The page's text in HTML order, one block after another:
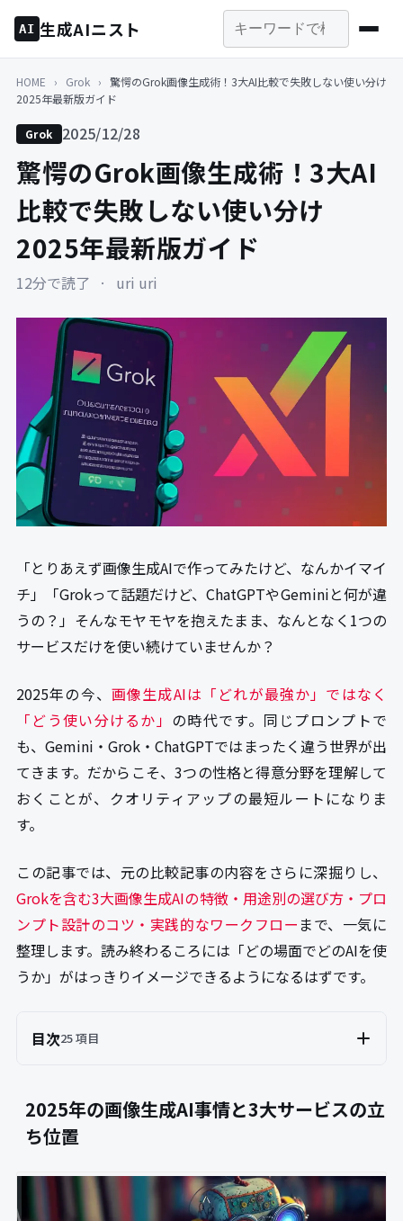
AI 生成AIニスト
HOME › Grok › 驚愕のGrok画像生成術！3大AI比較で失敗しない使い分け
2025年最新版ガイド
Grok 2025/12/28
驚愕のGrok画像生成術！3大AI
比較で失敗しない使い分け
2025年最新版ガイド
12分で読了 · uri uri
「とりあえず画像生成AIで作ってみたけど、なんかイマイ
チ」「Grokって話題だけど、ChatGPTやGeminiと何が違
うの？」――そんなモヤモヤを抱えたまま、なんとなく1つの
サービスだけを使い続けていませんか？
2025年の今、 画像生成AIは「どれが最強か」ではなく
「どう使い分けるか」 の時代です。同じプロンプトで
も、Gemini・Grok・ChatGPTではまったく違う世界が出
てきます。だからこそ、3つの性格と得意分野を理解して
おくことが、クオリティアップの最短ルートになりま
す。
この記事では、元の比較記事の内容をさらに深掘りし、
Grokを含む3大画像生成AIの特徴・用途別の選び方・プロ
ンプト設計のコツ・実践的なワークフロー まで、一気に
整理します。読み終わるころには「どの場面でどのAIを使
うか」がはっきりイメージできるようになるはずです。
目次25 項目
2025年の画像生成AI事情と3大サービスの立
ち位置